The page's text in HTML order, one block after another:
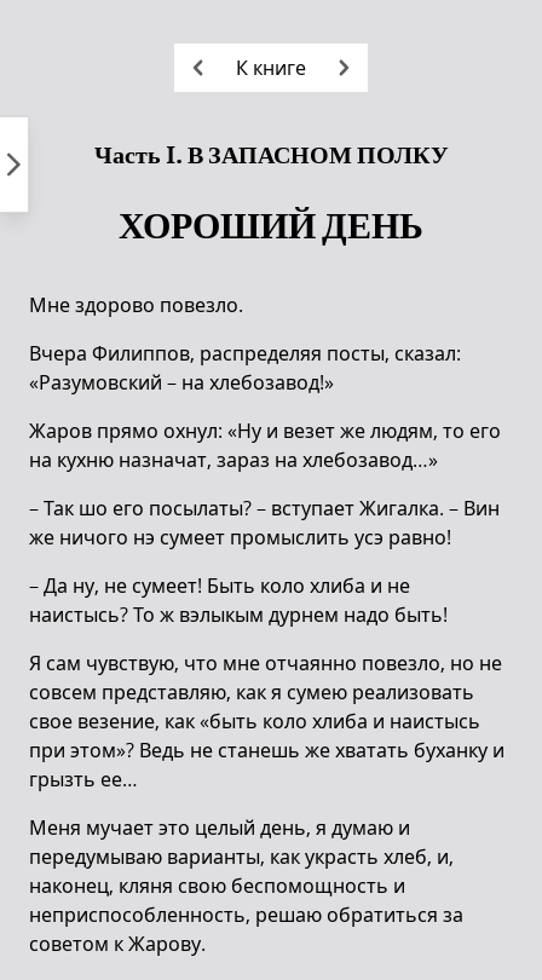
К книге
Часть I. В ЗАПАСНОМ ПОЛКУ
ХОРОШИЙ ДЕНЬ
Мне здорово повезло.
Вчера Филиппов, распределяя посты, сказал:
«Разумовский – на хлебозавод!»
Жаров прямо охнул: «Ну и везет же людям, то его
на кухню назначат, зараз на хлебозавод…»
– Так шо его посылаты? – вступает Жигалка. – Вин
же ничого нэ сумеет промыслить усэ равно!
– Да ну, не сумеет! Быть коло хлиба и не
наистысь? То ж вэлыкым дурнем надо быть!
Я сам чувствую, что мне отчаянно повезло, но не
совсем представляю, как я сумею реализовать
свое везение, как «быть коло хлиба и наистысь
при этом»? Ведь не станешь же хватать буханку и
грызть ее…
Меня мучает это целый день, я думаю и
передумываю варианты, как украсть хлеб, и,
наконец, кляня свою беспомощность и
неприспособленность, решаю обратиться за
советом к Жарову.